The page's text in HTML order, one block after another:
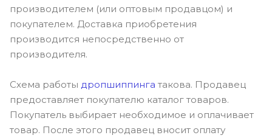
производителем (или оптовым продавцом) и
покупателем. Доставка приобретения
производится непосредственно от
производителя.
Схема работы дропшиппинга такова. Продавец
предоставляет покупателю каталог товаров.
Покупатель выбирает необходимое и оплачивает
товар. После этого продавец вносит оплату